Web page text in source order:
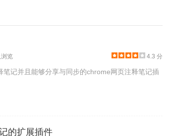
的内容；若是想要删除一些笔记，操作也是
以后，就可以进行直接点击删除。
览 4.3 分
记并且能够分享与同步的chrome网页注释笔记插
的扩展插件